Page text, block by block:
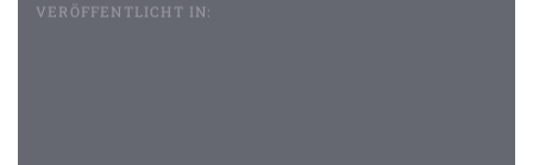
VERÖFFENTLICHT IN: